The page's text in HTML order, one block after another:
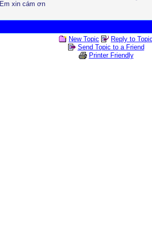
Em xin cám ơn
New Topic
Reply to Topic
Send Topic to a Friend
Printer Friendly